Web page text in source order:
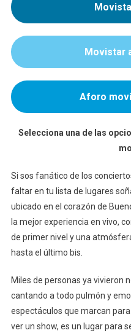
Movistar
Aforo
Selecciona una de las
Si sos fanático de los
faltar en tu lista de lugares
ubicado en el corazón de
la mejor experiencia en vivo,
de primer nivel y una
hasta el último bis.
Miles de personas ya vivieron
cantando a todo pulmón y
espectáculos que marcan
ver un show, es un lugar para